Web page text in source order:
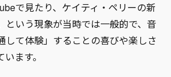
で見たり、ケイティ・ペリーの新
という現象が当時では一般的で、音
して体験」することの喜びや楽しさ
ます。